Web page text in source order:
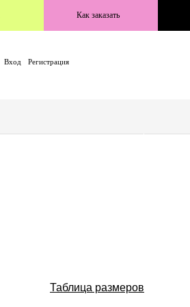
Как заказать
Вход Регистрация
Таблица размеров